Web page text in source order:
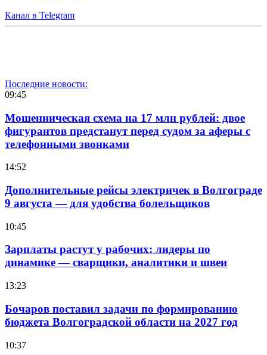
Канал в Telegram
Последние новости:
09:45
Мошенническая схема на 17 млн рублей: двое
фигурантов предстанут перед судом за аферы с
телефонными звонками
14:52
Дополнительные рейсы электричек в Волгограде
9 августа — для удобства болельщиков
10:45
Зарплаты растут у рабочих: лидеры по
динамике — сварщики, аналитики и швеи
13:23
Бочаров поставил задачи по формированию
бюджета Волгоградской области на 2027 год
10:37